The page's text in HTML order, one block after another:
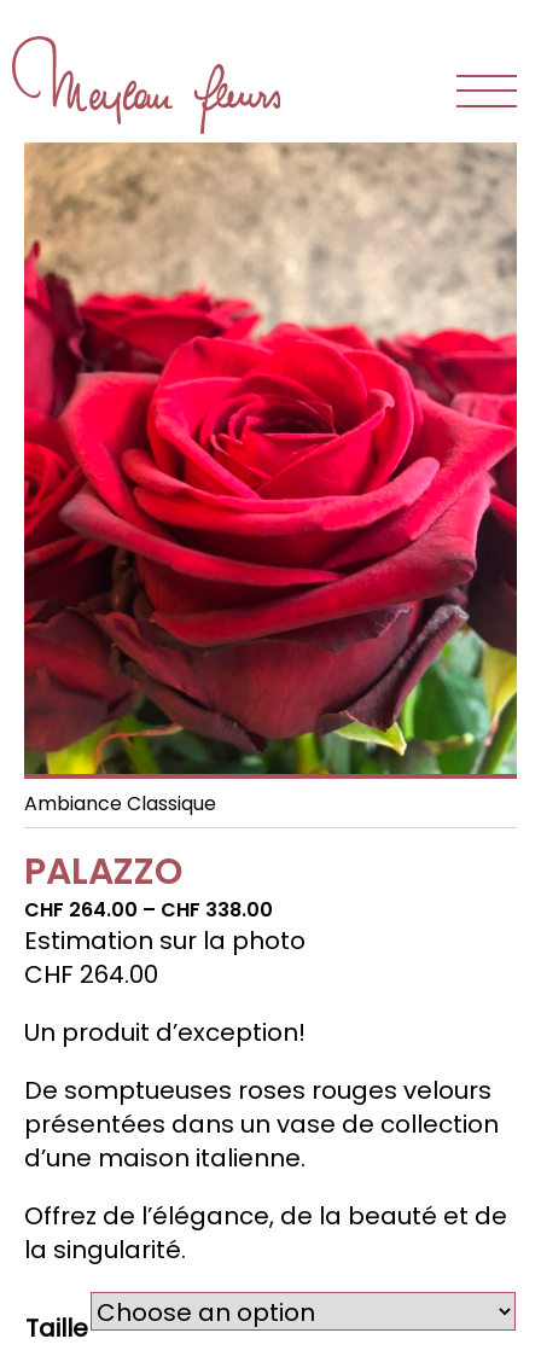
The Store
Our atelier
Our team
Our clientele
Bouquets and arrangements
Events
Weddings
Funerals
Celebrations
Decorating special spaces
Ambiance Classique
PALAZZO
CHF 264.00 – CHF 338.00
range:
Estimation sur la photo
CHF 264.00
Un produit d’exception!
De somptueuses roses rouges velours
présentées dans un vase de collection
d’une maison italienne.
Offrez de l’élégance, de la beauté et de
la singularité.
Taille